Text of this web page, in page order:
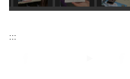
:::